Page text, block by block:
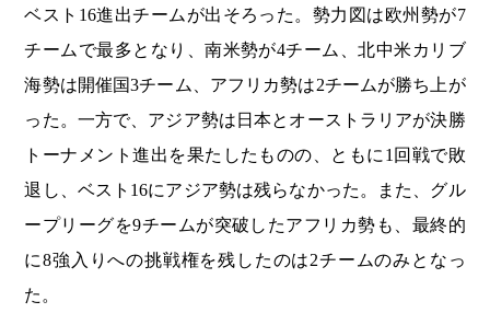
ベスト16進出チームが出そろった。勢力図は欧州勢が7
チームで最多となり、南米勢が4チーム、北中米カリブ
海勢は開催国3チーム、アフリカ勢は2チームが勝ち上が
った。一方で、アジア勢は日本とオーストラリアが決勝
トーナメント進出を果たしたものの、ともに1回戦で敗
退し、ベスト16にアジア勢は残らなかった。また、グル
ープリーグを9チームが突破したアフリカ勢も、最終的
に8強入りへの挑戦権を残したのは2チームのみとなっ
た。